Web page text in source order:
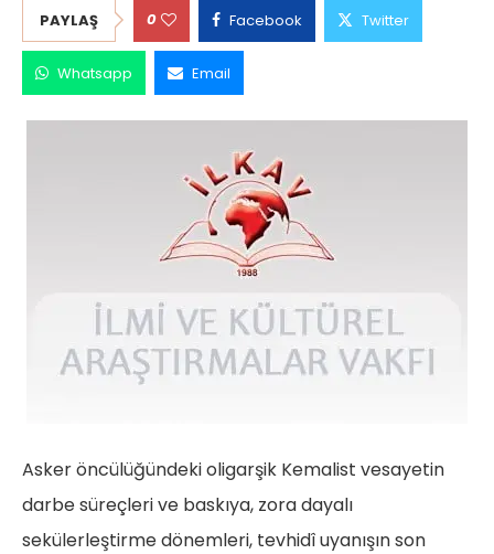
PAYLAŞ 0 Facebook Twitter
Whatsapp Email
Asker öncülüğündeki oligarşik Kemalist vesayetin
darbe süreçleri ve baskıya, zora dayalı
sekülerleştirme dönemleri, tevhidî uyanışın son